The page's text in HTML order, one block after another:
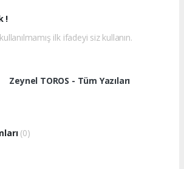
!
ilk ifadeyi siz kullanın.
Zeynel TOROS - Tüm Yazıları
(0)